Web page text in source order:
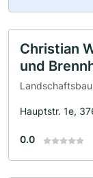
Christian
und
Landschaftsbau
Hauptstr. 1e,
0.0